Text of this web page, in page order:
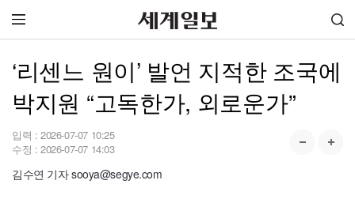
‘리센느 원이’ 발언 지적한 조국에
박지원 “고독한가, 외로운가”
입력 : 2026-07-07 10:25
수정 : 2026-07-07 14:03
김수연 기자 sooya@segye.com